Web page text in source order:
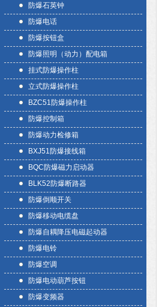
防爆石英钟
防爆电话
防爆按钮盒
防爆照明（动力）配电箱
挂式防爆操作柱
立式防爆操作柱
BZC51防爆操作柱
防爆控制箱
防爆动力检修箱
BXJ51防爆接线箱
BQC防爆磁力启动器
BLK52防爆断路器
防爆倒顺开关
防爆移动电缆盘
防爆自耦降压电磁起动器
防爆电铃
防爆空调
防爆电动葫芦按钮
防爆变频器